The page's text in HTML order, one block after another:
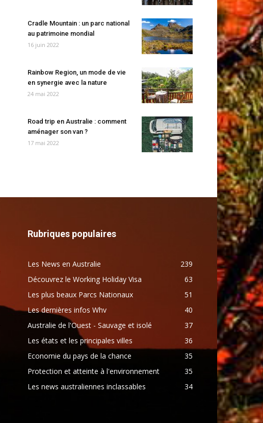
Cradle Mountain : un parc national
au patrimoine mondial
16 juin 2022
Rainbow Region, un mode de vie
en synergie avec la nature
24 mai 2022
Road trip en Australie : comment
aménager son van ?
17 mai 2022
Rubriques populaires
Les News en Australie
239
Découvrez le Working Holiday Visa
63
Les plus beaux Parcs Nationaux
51
Les dernières infos Whv
40
Australie de l'Ouest - Sauvage et isolé
37
Les états et les principales villes
36
Economie du pays de la chance
35
Protection et atteinte à l'environnement
35
Les news australiennes inclassables
34